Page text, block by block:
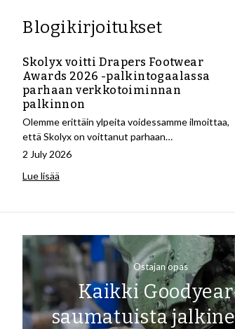
Blogikirjoitukset
Skolyx voitti Drapers Footwear
Awards 2026 -palkintogaalassa
parhaan verkkotoiminnan
palkinnon
Olemme erittäin ylpeita voidessamme ilmoittaa,
että Skolyx on voittanut parhaan
verkkotoiminnan kategorian vuoden 2026
on yksi jalkineteollisuuden arvostetuimmista
2 July 2026
Lue lisää
Ostajan opas
Kaikki
saumatuista